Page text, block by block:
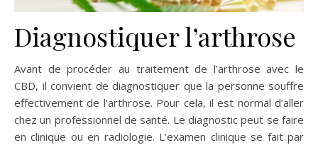
Diagnostiquer l’arthrose
Avant de procéder au traitement de l’arthrose avec le
CBD, il convient de diagnostiquer que la personne souffre
effectivement de l’arthrose. Pour cela, il est normal d’aller
chez un professionnel de santé. Le diagnostic peut se faire
en clinique ou en radiologie. L’examen clinique se fait par